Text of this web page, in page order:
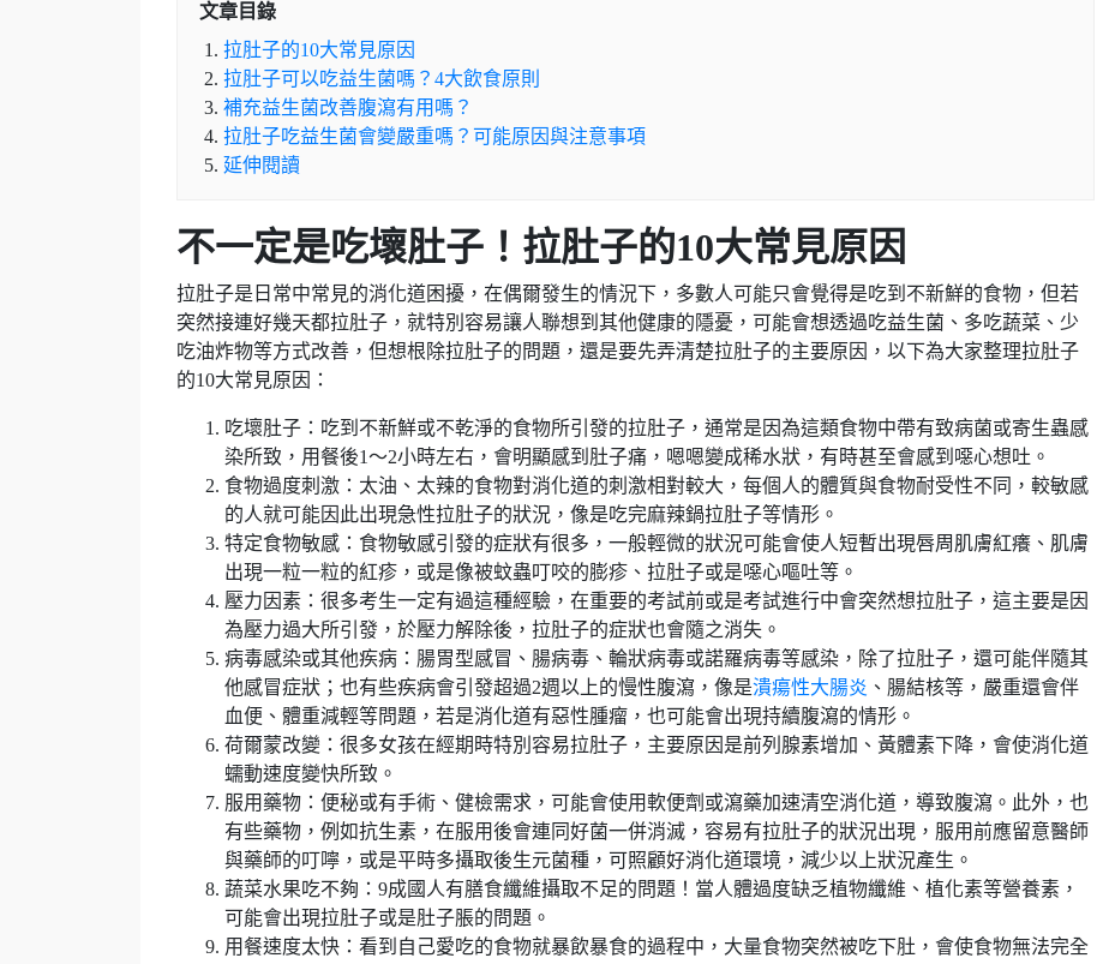
文章目錄
拉肚子的10大常見原因
拉肚子可以吃益生菌嗎？4大飲食原則
補充益生菌改善腹瀉有用嗎？
拉肚子吃益生菌會變嚴重嗎？可能原因與注意事項
延伸閱讀
不一定是吃壞肚子！拉肚子的10大常見原因
拉肚子是日常中常見的消化道困擾，在偶爾發生的情況下，多數人可能只會覺得是吃到不新鮮的食物，但若
突然接連好幾天都拉肚子，就特別容易讓人聯想到其他健康的隱憂，可能會想透過吃益生菌、多吃蔬菜、少
吃油炸物等方式改善，但想根除拉肚子的問題，還是要先弄清楚拉肚子的主要原因，以下為大家整理拉肚子
的10大常見原因：
吃壞肚子：吃到不新鮮或不乾淨的食物所引發的拉肚子，通常是因為這類食物中帶有致病菌或寄生蟲感
染所致，用餐後1～2小時左右，會明顯感到肚子痛，嗯嗯變成稀水狀，有時甚至會感到噁心想吐。
食物過度刺激：太油、太辣的食物對消化道的刺激相對較大，每個人的體質與食物耐受性不同，較敏感
的人就可能因此出現急性拉肚子的狀況，像是吃完麻辣鍋拉肚子等情形。
特定食物敏感：食物敏感引發的症狀有很多，一般輕微的狀況可能會使人短暫出現唇周肌膚紅癢、肌膚
出現一粒一粒的紅疹，或是像被蚊蟲叮咬的膨疹、拉肚子或是噁心嘔吐等。
壓力因素：很多考生一定有過這種經驗，在重要的考試前或是考試進行中會突然想拉肚子，這主要是因
為壓力過大所引發，於壓力解除後，拉肚子的症狀也會隨之消失。
病毒感染或其他疾病：腸胃型感冒、腸病毒、輪狀病毒或諾羅病毒等感染，除了拉肚子，還可能伴隨其
他感冒症狀；也有些疾病會引發超過2週以上的慢性腹瀉，像是潰瘍性大腸炎 、腸結核等，嚴重還會伴
血便、體重減輕等問題，若是消化道有惡性腫瘤，也可能會出現持續腹瀉的情形。
荷爾蒙改變：很多女孩在經期時特別容易拉肚子，主要原因是前列腺素增加、黃體素下降，會使消化道
蠕動速度變快所致。
服用藥物：便秘或有手術、健檢需求，可能會使用軟便劑或瀉藥加速清空消化道，導致腹瀉。此外，也
有些藥物，例如抗生素，在服用後會連同好菌一併消滅，容易有拉肚子的狀況出現，服用前應留意醫師
與藥師的叮嚀，或是平時多攝取後生元菌種，可照顧好消化道環境，減少以上狀況產生。
蔬菜水果吃不夠：9成國人有膳食纖維攝取不足的問題！當人體過度缺乏植物纖維、植化素等營養素，
可能會出現拉肚子或是肚子脹的問題。
用餐速度太快：看到自己愛吃的食物就暴飲暴食的過程中，大量食物突然被吃下肚，會使食物無法完全